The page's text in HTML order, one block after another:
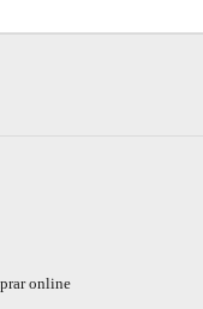
online